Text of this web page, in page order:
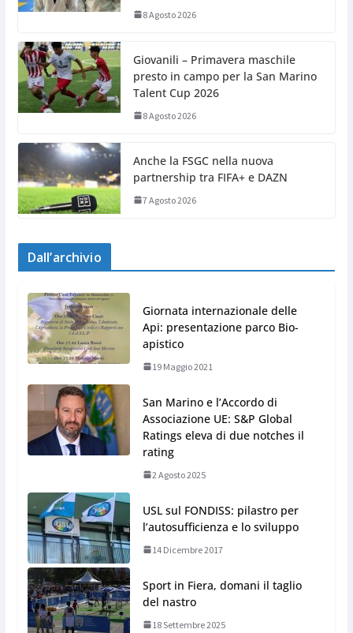
8 Agosto 2026
Giovanili – Primavera maschile
presto in campo per la San Marino
Talent Cup 2026
8 Agosto 2026
Anche la FSGC nella nuova
partnership tra FIFA+ e DAZN
7 Agosto 2026
Dall’archivio
Giornata internazionale delle
Api: presentazione parco Bio-
apistico
19 Maggio 2021
San Marino e l’Accordo di
Associazione UE: S&P Global
Ratings eleva di due notches il
rating
2 Agosto 2025
USL sul FONDISS: pilastro per
l’autosufficienza e lo sviluppo
14 Dicembre 2017
Sport in Fiera, domani il taglio
del nastro
18 Settembre 2025